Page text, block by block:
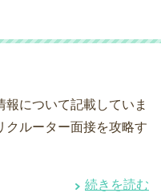
について記載していま
クルーター面接を攻略す
続きを読む